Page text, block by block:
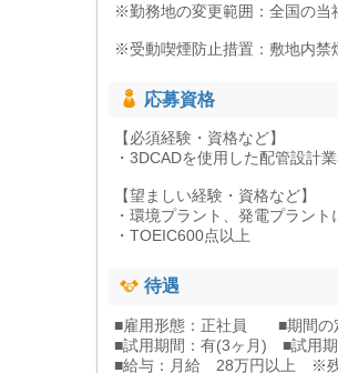
※勤務地の変更範囲：全国の当
※受動喫煙防止措置：敷地内
応募資格
【必須経験・資格など】
・3DCADを使用した配管設計
【望ましい経験・資格など】
・環境プラント、発電プラン
・TOEIC600点以上
待遇
■雇用形態：正社員 ■期間の
■試用期間：有(3ヶ月) ■試用
■給与：月給 28万円以上 ※残